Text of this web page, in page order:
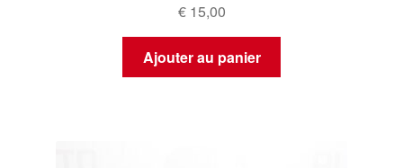
€15,00
Ajouter au panier